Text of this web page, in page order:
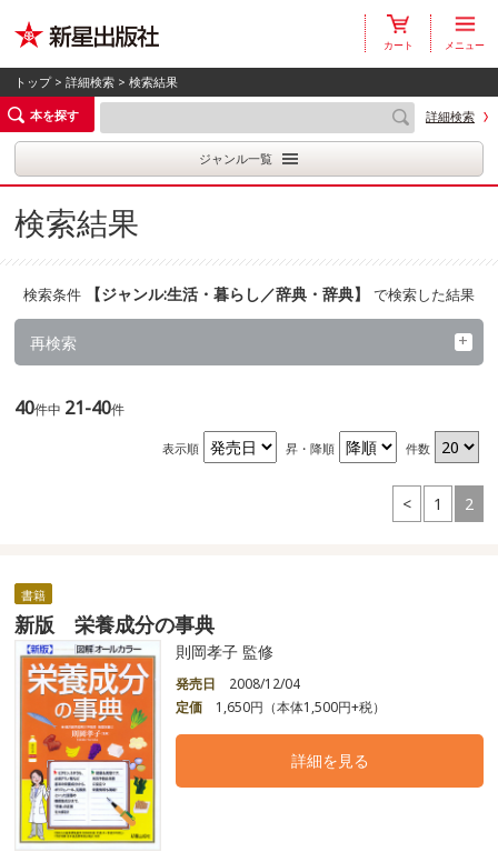
カート メニュー
トップ>詳細検索 > 検索結果
本を探す
詳細検索
ジャンル一覧
検索結果
検索条件 【ジャンル:生活・暮らし／辞典・辞典】 で検索した結果
再検索
40件中 21-40件
表示順 昇・降順 件数
< 1 2
書籍
新版 栄養成分の事典
則岡孝子 監修
発売日
2008/12/04
定価
1,650円（本体1,500円+税）
詳細を見る